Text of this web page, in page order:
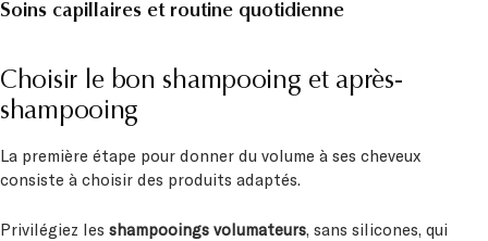
Soins capillaires et routine quotidienne
Choisir le bon shampooing et après-
shampooing
La première étape pour donner du volume à ses cheveux
consiste à choisir des produits adaptés.
Privilégiez les shampooings volumateurs, sans silicones, qui